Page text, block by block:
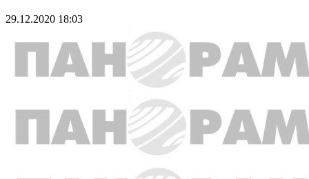
29.12.2020 18:03